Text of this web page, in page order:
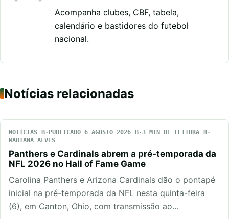
Acompanha clubes, CBF, tabela,
calendário e bastidores do futebol
nacional.
Notícias relacionadas
NOTÍCIAS PUBLICADO 6 AGOSTO 2026
3 MIN DE LEITURA
MARIANA ALVES
Panthers e Cardinals abrem a pré-temporada da
NFL 2026 no Hall of Fame Game
Carolina Panthers e Arizona Cardinals dão o pontapé
inicial na pré-temporada da NFL nesta quinta-feira
(6), em Canton, Ohio, com transmissão ao…